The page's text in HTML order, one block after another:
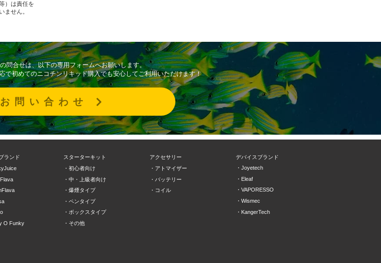
）は責任を
ません。
問合せは、以下の専用フォームへお願いします。
で初めてのニコチンリキッド購入でも安心してご利用いただけます！
お問い合わせ
ランド
O Funky
スターターキット
・初心者向け
・中・上級者向け
・爆煙タイプ
・ペンタイプ
・ボックスタイプ
・その他
アクセサリー
・アトマイザー
・バッテリー
・コイル
デバイスブランド
Joyetech
Eleaf
VAPORESSO
Wismec
KangerTech